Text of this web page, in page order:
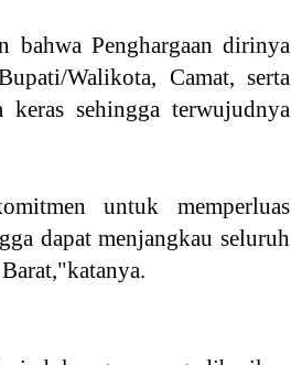
Penghargaan dirinya
Walikota, Camat, serta
sehingga terwujudnya
untuk memperluas
dapat menjangkau seluruh